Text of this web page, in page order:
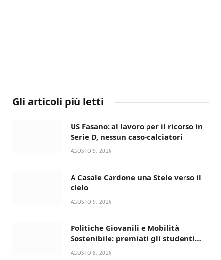
Gli articoli più letti
US Fasano: al lavoro per il ricorso in
Serie D, nessun caso-calciatori
AGOSTO 9, 2026
A Casale Cardone una Stele verso il
cielo
AGOSTO 9, 2026
Politiche Giovanili e Mobilità
Sostenibile: premiati gli studenti
universitari del bando “La strada
AGOSTO 8, 2026